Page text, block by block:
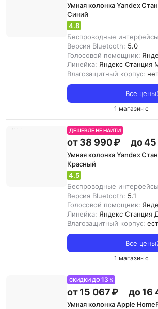
Умная колонка Yandex
Синий
4.8
Беспроводные
Версия Bluetooth: 5.0
Голосовой помощник:
Линейка: Яндекс Станция
Влагозащитный корпус:
Все цены
1 магазин с
ДЕШЕВЛЕ НЕ НАЙТИ
от 38 990 ₽ до
Умная колонка Yandex
Красный
4.5
Беспроводные
Версия Bluetooth: 5.1
Голосовой помощник:
Линейка: Яндекс Станция
Влагозащитный корпус:
Все цены
1 магазин с
СКИДКИ ДО13 %
от 15 067 ₽ до 16
Умная колонка Apple